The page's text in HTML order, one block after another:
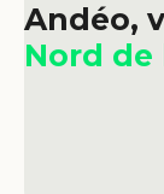
Andéo,
Nord de